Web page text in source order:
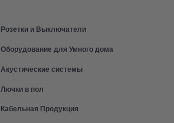
Розетки и Выключатели
Оборудование для Умного дома
Акустические системы
Лючки в пол
Кабельная Продукция